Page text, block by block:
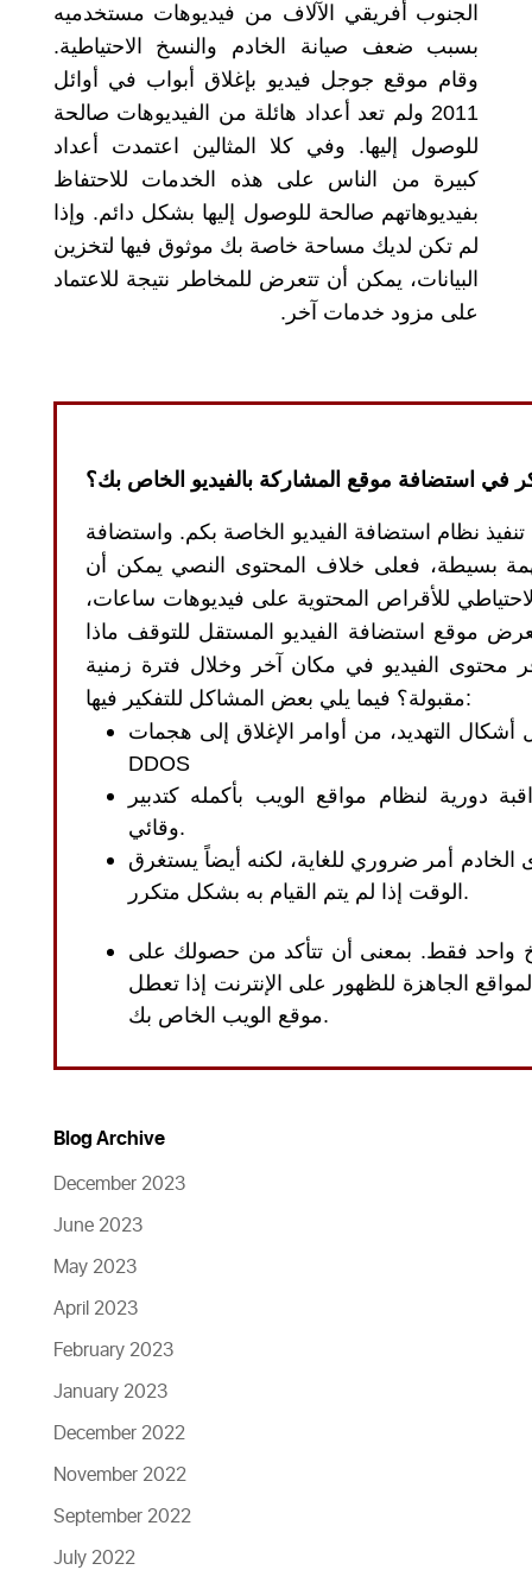
الجنوب أفريقي الآلاف من فيديوهات مستخدميه
بسبب ضعف صيانة الخادم والنسخ الاحتياطية.
وقام موقع جوجل فيديو بإغلاق أبواب في أوائل
2011 ولم تعد أعداد هائلة من الفيديوهات صالحة
للوصول إليها. وفي كلا المثالين اعتمدت أعداد
كبيرة من الناس على هذه الخدمات للاحتفاظ
بفيديوهاتهم صالحة للوصول إليها بشكل دائم. وإذا
لم تكن لديك مساحة خاصة بك موثوق فيها لتخزين
البيانات، يمكن أن تتعرض للمخاطر نتيجة للاعتماد
على مزود خدمات آخر .
في استضافة موقع المشاركة بالفيديو الخاص بك؟
نظام استضافة الفيديو الخاصة بكم. واستضافة
بسيطة، فعلى خلاف المحتوى النصي يمكن أن
للأقراص المحتوية على فيديوهات ساعات،
موقع استضافة الفيديو المستقل للتوقف ماذا
محتوى الفيديو في مكان آخر وخلال فترة زمنية
مقبولة؟ فيما يلي بعض المشاكل للتفكير فيها:
التهديد، من أوامر الإغلاق إلى هجمات
DDOS
دورية لنظام مواقع الويب بأكمله كتدبير
وقائي.
الخادم أمر ضروري للغاية، لكنه أيضاً يستغرق
الوقت إذا لم يتم القيام به بشكل متكرر .
واحد فقط. بمعنى أن تتأكد من حصولك على
الجاهزة للظهور على الإنترنت إذا تعطل
موقع الويب الخاص بك.
Blog Archive
December 2023
June 2023
May 2023
April 2023
February 2023
January 2023
December 2022
November 2022
September 2022
July 2022